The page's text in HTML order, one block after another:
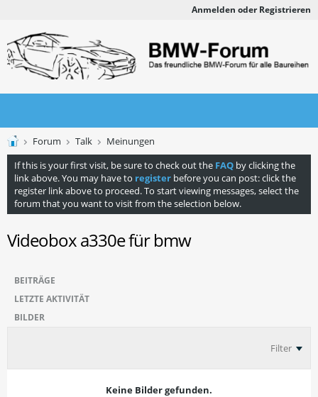
Anmelden oder Registrieren
Forum Talk
Meinungen
If this is your first visit, be sure to check out the FAQ by clicking the
link above. You may have to register before you can post: click the
register link above to proceed. To start viewing messages, select the
forum that you want to visit from the selection below.
Videobox a330e für bmw
BEITRÄGE
LETZTE AKTIVITÄT
BILDER
Filter
Keine Bilder gefunden.